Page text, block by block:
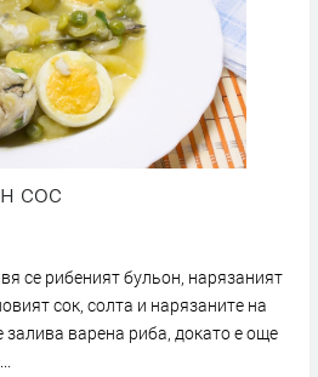
сос
се рибеният бульон, нарязаният
сок, солта и нарязаните на
залива варена риба, докато е още